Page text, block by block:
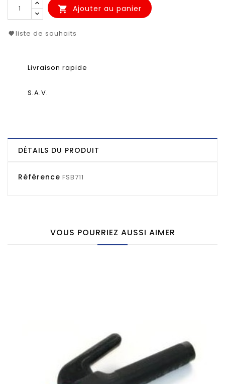
 Ajouter au panier
liste de souhaits
Livraison rapide
S.A.V.
DÉTAILS DU PRODUIT
Référence FSB711
VOUS POURRIEZ AUSSI AIMER